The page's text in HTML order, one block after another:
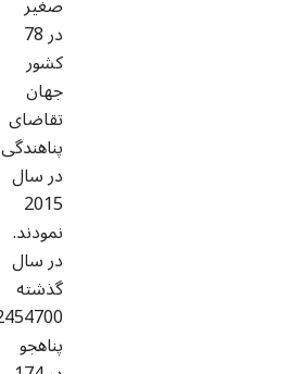
در 78
کشور
جهان
تقاضای
پناهندگی
در سال
2015
نمودند.
در سال
گذشته
پناهجو